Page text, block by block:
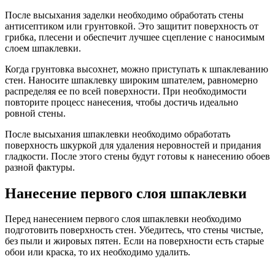
После высыхания заделки необходимо обработать стены
антисептиком или грунтовкой. Это защитит поверхность от
грибка, плесени и обеспечит лучшее сцепление с наносимым
слоем шпаклевки.
Когда грунтовка высохнет, можно приступать к шпаклеванию
стен. Наносите шпаклевку широким шпателем, равномерно
распределяя ее по всей поверхности. При необходимости
повторите процесс нанесения, чтобы достичь идеально
ровной стены.
После высыхания шпаклевки необходимо обработать
поверхность шкуркой для удаления неровностей и придания
гладкости. После этого стены будут готовы к нанесению обоев
разной фактуры.
Нанесение первого слоя шпаклевки
Перед нанесением первого слоя шпаклевки необходимо
подготовить поверхность стен. Убедитесь, что стены чистые,
без пыли и жировых пятен. Если на поверхности есть старые
обои или краска, то их необходимо удалить.